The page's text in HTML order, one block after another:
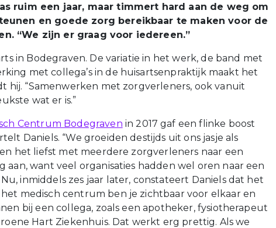
ruim een jaar, maar timmert hard aan de weg om
en goede zorg bereikbaar te maken voor de
“We zijn er graag voor iedereen.”
in Bodegraven. De variatie in het werk, de band met
met collega’s in de huisartsenpraktijk maakt het
hij. “Samenwerken met zorgverleners, ook vanuit
wat er is.”
Centrum Bodegraven in 2017 gaf een flinke boost
Daniels. “We groeiden destijds uit ons jasje als
het liefst met meerdere zorgverleners naar een
aan, want veel organisaties hadden wel oren naar een
inmiddels zes jaar later, constateert Daniels dat het
het medisch centrum ben je zichtbaar voor elkaar en
bij een collega, zoals een apotheker, fysiotherapeut
Hart Ziekenhuis. Dat werkt erg prettig. Als we